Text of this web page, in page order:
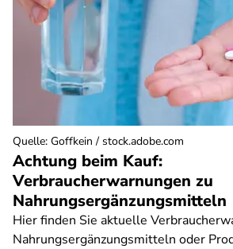
Achtung beim Kauf:
Verbraucherwarnungen zu
Nahrungsergänzungsmitteln
Hier finden Sie aktuelle
Nahrungsergänzungsmitteln oder
Quelle: Goffkein / stock.adobe.com